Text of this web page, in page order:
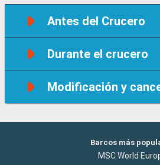
Antes del Crucero
Durante el crucero
Modificación y
Barcos más
MSC World